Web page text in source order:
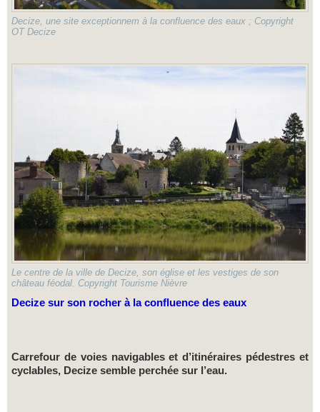
Decize, une site exceptionnem à la confluence des eaux ; Copyright
OT Decize
Le centre de la ville de Decize, son église et les vestiges de son
château féodal. Copyright Tourisme Nièvre
Decize sur son rocher à la confluence des eaux
Carrefour de voies navigables et d’itinéraires pédestres et
cyclables, Decize semble perchée sur l’eau.